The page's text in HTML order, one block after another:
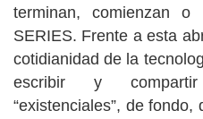
terminan, comienzan
SERIES. Frente a esta
cotidianidad de la
escribir y
“existenciales”, de